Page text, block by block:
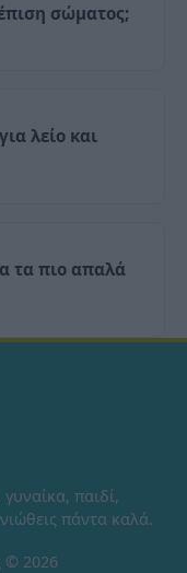
σώματος;
λείο και
τα πιο απαλά
παιδί,
πάντα καλά.
© 2026